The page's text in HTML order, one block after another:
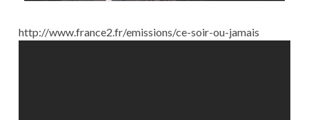
http://www.france2.fr/emissions/ce-soir-ou-jamais